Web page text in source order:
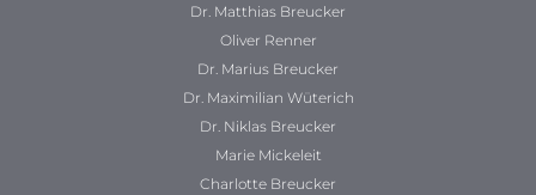
Dr. Matthias Breucker
Oliver Renner
Dr. Marius Breucker
Dr. Maximilian Wüterich
Dr. Niklas Breucker
Marie Mickeleit
Charlotte Breucker